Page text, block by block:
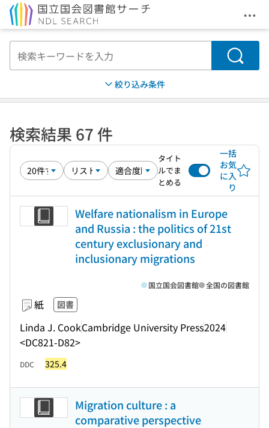
メ
検索
絞り込み条件
検索結果 67 件
タイト
ルでま
とめる
一括
お気
に入
り
Welfare nationalism in Europe
and Russia : the politics of 21st
century exclusionary and
inclusionary migrations
紙 図書
Linda J. CookCambridge University Press2024
<DC821-D82>
国立国会図書館 全国の図書館
DDC 325.4
Migration culture : a
comparative perspective